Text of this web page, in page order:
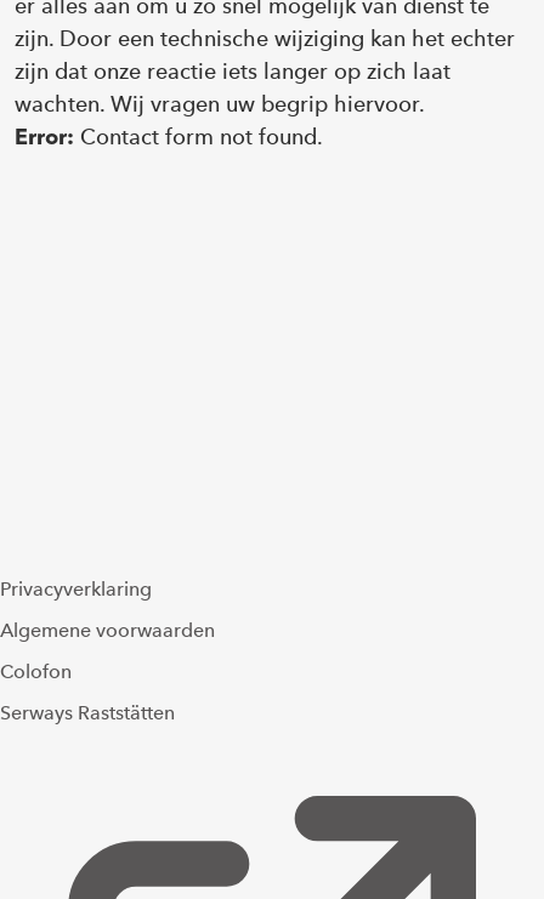
Toggle Menu
er alles aan om u zo snel mogelijk van dienst te
zijn. Door een technische wijziging kan het echter
zijn dat onze reactie iets langer op zich laat
wachten. Wij vragen uw begrip hiervoor.
Error: Contact form not found.
Privacyverklaring
Algemene voorwaarden
Colofon
Serways Raststätten